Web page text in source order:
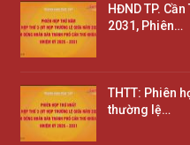
HĐND TP.
2031, Phiên…
THTT: Phiên
thường lệ…